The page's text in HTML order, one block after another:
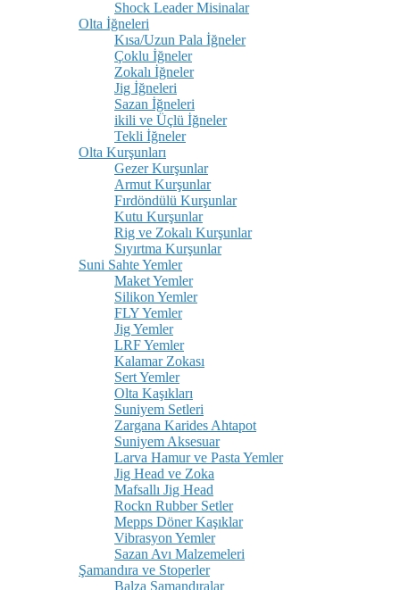
Shock Leader Misinalar
Olta İğneleri
Kısa/Uzun Pala İğneler
Çoklu İğneler
Zokalı İğneler
Jig İğneleri
Sazan İğneleri
ikili ve Üçlü İğneler
Tekli İğneler
Olta Kurşunları
Gezer Kurşunlar
Armut Kurşunlar
Fırdöndülü Kurşunlar
Kutu Kurşunlar
Rig ve Zokalı Kurşunlar
Sıyırtma Kurşunlar
Suni Sahte Yemler
Maket Yemler
Silikon Yemler
FLY Yemler
Jig Yemler
LRF Yemler
Kalamar Zokası
Sert Yemler
Olta Kaşıkları
Suniyem Setleri
Zargana Karides Ahtapot
Suniyem Aksesuar
Larva Hamur ve Pasta Yemler
Jig Head ve Zoka
Mafsallı Jig Head
Rockn Rubber Setler
Mepps Döner Kaşıklar
Vibrasyon Yemler
Sazan Avı Malzemeleri
Şamandıra ve Stoperler
Balza Şamandıralar